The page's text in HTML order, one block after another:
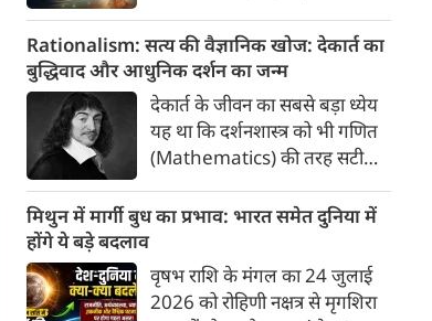
परिवर्तन के चलते 3 राशि के लोगों
को 12 अगस्त तक रहना होगा
सावधान। चलिए जानते हैं कि किन
राशि 3 राशियों को रहना होगा
सावधान।
Rationalism: सत्य की वैज्ञानिक खोज: देकार्त का
बुद्धिवाद और आधुनिक दर्शन का जन्म
देकार्त के जीवन का सबसे बड़ा ध्येय
यह था कि दर्शनशास्त्र को भी गणित
(Mathematics) की तरह सटीक,
जाए। वे एक ऐसा सार्वभौमिक सत्य
खोजना चाहते थे, जिस पर कोई भी
प्रश्नचिह्न न लगा सके। इसी विचार ने
बुद्धिवाद (Rationalism) की नींव
मिथुन में मार्गी बुध का प्रभाव: भारत समेत दुनिया में
होंगे ये बड़े बदलाव
वृषभ राशि के मंगल का 24 जुलाई
2026 को रोहिणी नक्षत्र से मृगशिरा